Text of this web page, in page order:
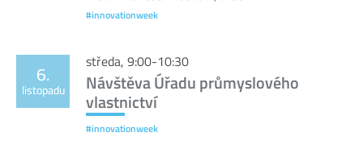
#innovationweek
6.
listopadu
středa, 9:00-10:30
Návštěva Úřadu průmyslového
vlastnictví
#innovationweek